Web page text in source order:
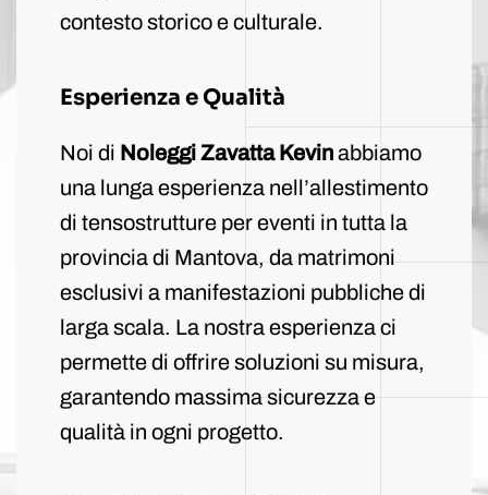
contesto storico e culturale.
Esperienza e Qualità
Noi di Noleggi Zavatta Kevinabbiamo
una lunga esperienza nell’allestimento
di tensostrutture per eventi in tutta la
provincia di Mantova, da matrimoni
esclusivi a manifestazioni pubbliche di
larga scala. La nostra esperienza ci
permette di offrire soluzioni su misura,
garantendo massima sicurezza e
qualità in ogni progetto.